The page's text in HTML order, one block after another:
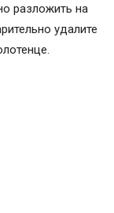
разложить на
удалите